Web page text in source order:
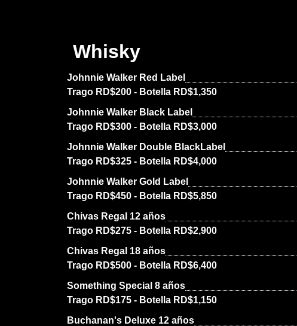
Whisky
Johnnie Walker Red Label
Trago RD$200 - Botella RD$1,350
Johnnie Walker Black Label
Trago RD$300 - Botella RD$3,000
Johnnie Walker Double BlackLabel
Trago RD$325 - Botella RD$4,000
Johnnie Walker Gold Label
Trago RD$450 - Botella RD$5,850
Chivas Regal 12 años
Trago RD$275 - Botella RD$2,900
Chivas Regal 18 años
Trago RD$500 - Botella RD$6,400
Something Special 8 años
Trago RD$175 - Botella RD$1,150
Buchanan's Deluxe 12 años